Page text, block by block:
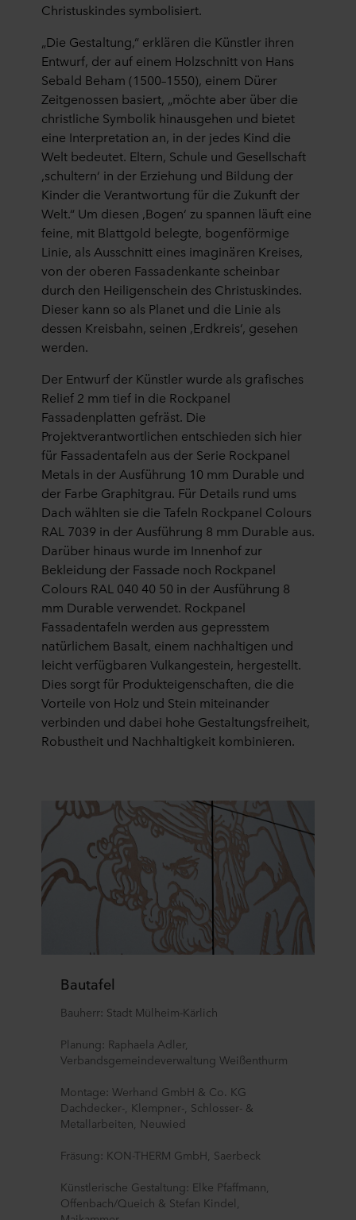
Christuskindes symbolisiert.
„Die Gestaltung,“ erklären die Künstler ihren
Entwurf, der auf einem Holzschnitt von Hans
Sebald Beham (1500–1550), einem Dürer
Zeitgenossen basiert, „möchte aber über die
christliche Symbolik hinausgehen und bietet
eine Interpretation an, in der jedes Kind die
Welt bedeutet. Eltern, Schule und Gesellschaft
‚schultern‘ in der Erziehung und Bildung der
Kinder die Verantwortung für die Zukunft der
Welt.“ Um diesen ‚Bogen‘ zu spannen läuft eine
feine, mit Blattgold belegte, bogenförmige
Linie, als Ausschnitt eines imaginären Kreises,
von der oberen Fassadenkante scheinbar
durch den Heiligenschein des Christuskindes.
Dieser kann so als Planet und die Linie als
dessen Kreisbahn, seinen ‚Erdkreis‘, gesehen
werden.
Der Entwurf der Künstler wurde als grafisches
Relief 2 mm tief in die Rockpanel
Fassadenplatten gefräst. Die
Projektverantwortlichen entschieden sich hier
für Fassadentafeln aus der Serie Rockpanel
Metals in der Ausführung 10 mm Durable und
der Farbe Graphitgrau. Für Details rund ums
Dach wählten sie die Tafeln Rockpanel Colours
RAL 7039 in der Ausführung 8 mm Durable aus.
Darüber hinaus wurde im Innenhof zur
Bekleidung der Fassade noch Rockpanel
Colours RAL 040 40 50 in der Ausführung 8
mm Durable verwendet. Rockpanel
Fassadentafeln werden aus gepresstem
natürlichem Basalt, einem nachhaltigen und
leicht verfügbaren Vulkangestein, hergestellt.
Dies sorgt für Produkteigenschaften, die die
Vorteile von Holz und Stein miteinander
verbinden und dabei hohe Gestaltungsfreiheit,
Robustheit und Nachhaltigkeit kombinieren.
Bautafel
Bauherr: Stadt Mülheim-Kärlich
Planung: Raphaela Adler,
Verbandsgemeindeverwaltung Weißenthurm
Montage: Werhand GmbH & Co. KG
Dachdecker-, Klempner-, Schlosser- &
Metallarbeiten, Neuwied
Fräsung: KON-THERM GmbH, Saerbeck
Künstlerische Gestaltung: Elke Pfaffmann,
Offenbach/Queich & Stefan Kindel,